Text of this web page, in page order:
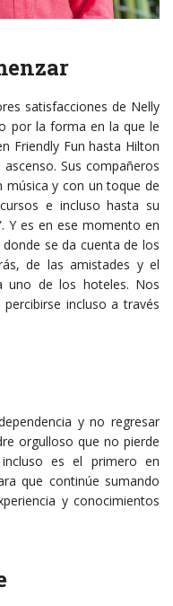
satisfacciones de Nelly
por la forma en la que le
Friendly Fun hasta Hilton
Sus compañeros
música y con un toque de
e incluso hasta su
Y es en ese momento en
se da cuenta de los
de las amistades y el
uno de los hoteles. Nos
incluso a través
y no regresar
orgulloso que no pierde
es el primero en
que continúe sumando
y conocimientos